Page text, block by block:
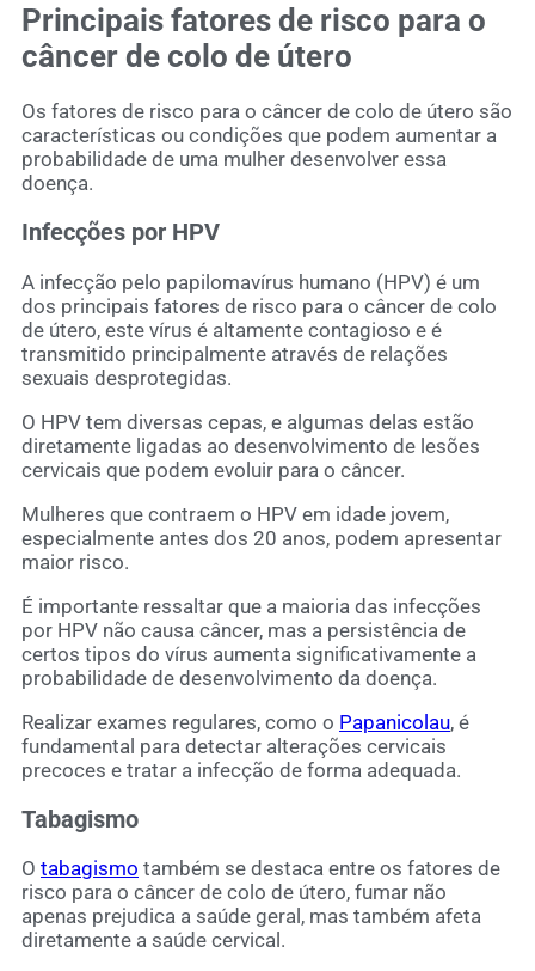
Principais fatores de risco para o
câncer de colo de útero
Os fatores de risco para o câncer de colo de útero são
características ou condições que podem aumentar a
probabilidade de uma mulher desenvolver essa
doença.
Infecções por HPV
A infecção pelo papilomavírus humano (HPV) é um
dos principais fatores de risco para o câncer de colo
de útero, este vírus é altamente contagioso e é
transmitido principalmente através de relações
sexuais desprotegidas.
O HPV tem diversas cepas, e algumas delas estão
diretamente ligadas ao desenvolvimento de lesões
cervicais que podem evoluir para o câncer.
Mulheres que contraem o HPV em idade jovem,
especialmente antes dos 20 anos, podem apresentar
maior risco.
É importante ressaltar que a maioria das infecções
por HPV não causa câncer, mas a persistência de
certos tipos do vírus aumenta significativamente a
probabilidade de desenvolvimento da doença.
Realizar exames regulares, como o Papanicolau, é
fundamental para detectar alterações cervicais
precoces e tratar a infecção de forma adequada.
Tabagismo
O tabagismo também se destaca entre os fatores de
risco para o câncer de colo de útero, fumar não
apenas prejudica a saúde geral, mas também afeta
diretamente a saúde cervical.